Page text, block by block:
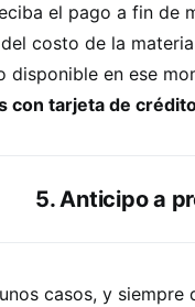
el pago a fin de
costo de la
disponible en ese
con tarjeta de
5. Anticipo a
casos, y